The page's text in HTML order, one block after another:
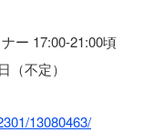
ー 17:00-21:00頃
（不定）
13080463/